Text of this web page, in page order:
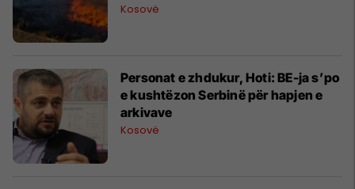
Kosovë
Personat e zhdukur, Hoti: BE-ja s’po
e kushtëzon Serbinë për hapjen e
arkivave
Kosovë